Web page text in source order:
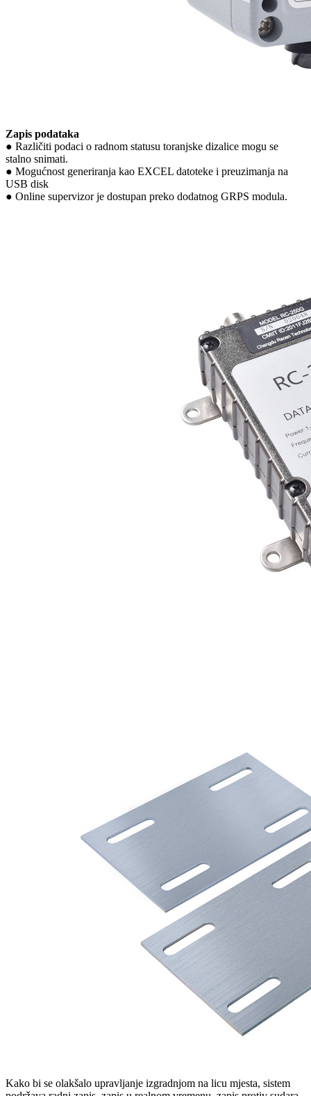
Zapis podataka
● Različiti podaci o radnom statusu toranjske dizalice mogu se
stalno snimati.
● Mogućnost generiranja kao EXCEL datoteke i preuzimanja na
USB disk
● Online supervizor je dostupan preko dodatnog GRPS modula.
Kako bi se olakšalo upravljanje izgradnjom na licu mjesta, sistem